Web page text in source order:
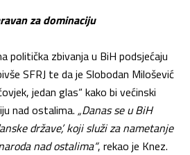
za dominaciju
politička zbivanja u BiH podsjećaju
SFRJ te da je Slobodan Milošević
jedan glas“ kako bi većinski
nad ostalima. „Danas se u BiH
države’, koji služi za nametanje
nad ostalima“, rekao je Knez.